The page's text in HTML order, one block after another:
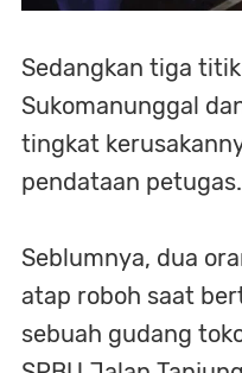
Sedangkan tiga
Sukomanunggal
tingkat
pendataan petugas.
Seblumnya, dua
atap roboh saat
sebuah gudang